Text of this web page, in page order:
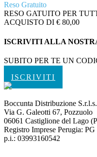
Reso Gratuito
RESO GATUITO PER
ACQUISTO DI € 80,00
ISCRIVITI ALLA
SUBITO PER TE UN
ISCRIVITI
Boccunta Distribuzione S.r.l.s.
Via G. Galeotti 67, Pozzuolo
06061 Castiglione del Lago
Registro Imprese Perugia:
p.i.: 03993160542